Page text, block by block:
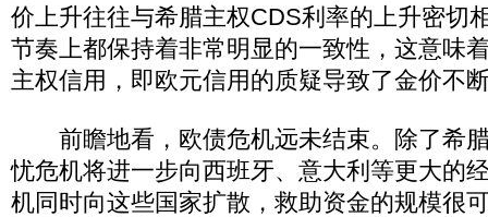
价上升往往与希腊主权CDS利率的上升密切
节奏上都保持着非常明显的一致性，这意味
主权信用，即欧元信用的质疑导致了金价不
前瞻地看，欧债危机远未结束。除了希
忧危机将进一步向西班牙、意大利等更大的
机同时向这些国家扩散，救助资金的规模很